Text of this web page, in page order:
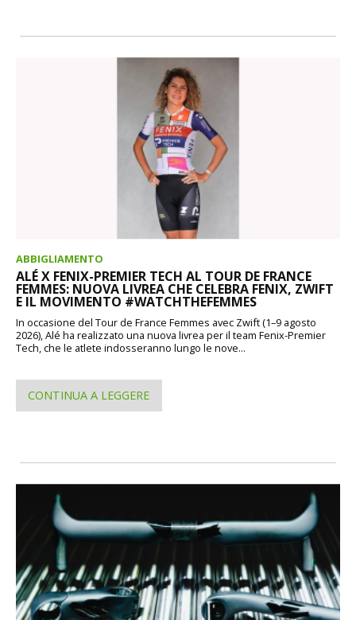
ABBIGLIAMENTO
ALÉ X FENIX-PREMIER TECH AL TOUR DE FRANCE
FEMMES: NUOVA LIVREA CHE CELEBRA FENIX, ZWIFT
E IL MOVIMENTO #WATCHTHEFEMMES
In occasione del Tour de France Femmes avec Zwift (1–9 agosto
2026), Alé ha realizzato una nuova livrea per il team Fenix-Premier
Tech, che le atlete indosseranno lungo le nove...
CONTINUA A LEGGERE